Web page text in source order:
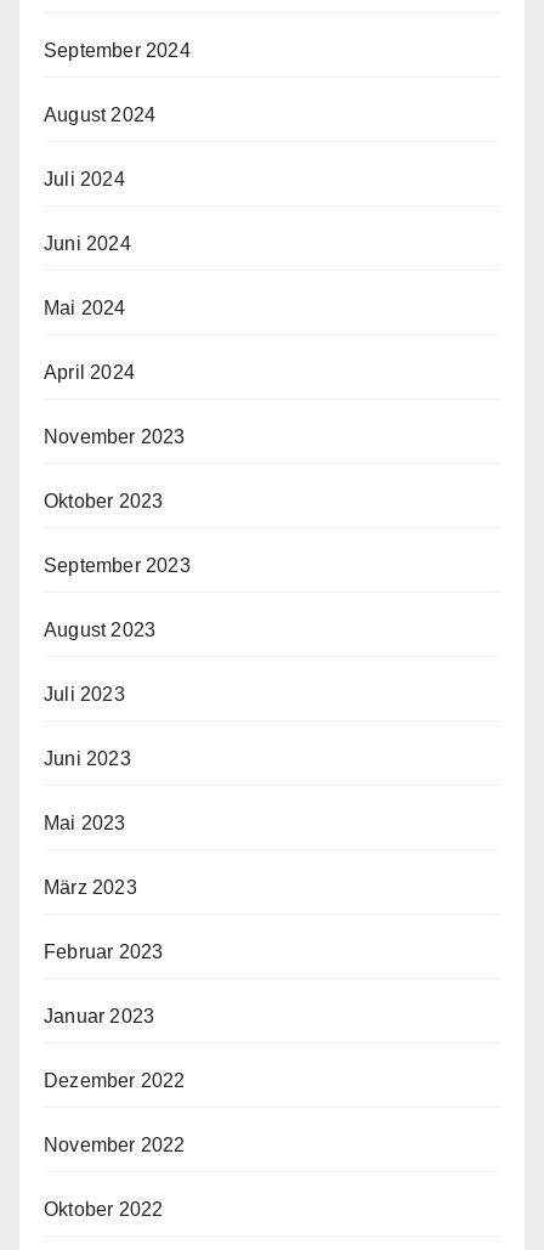
September 2024
August 2024
Juli 2024
Juni 2024
Mai 2024
April 2024
November 2023
Oktober 2023
September 2023
August 2023
Juli 2023
Juni 2023
Mai 2023
März 2023
Februar 2023
Januar 2023
Dezember 2022
November 2022
Oktober 2022